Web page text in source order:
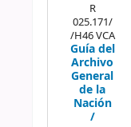
R
025.171/
/H46 VCA
Guía del
Archivo
General
de la
Nación
/